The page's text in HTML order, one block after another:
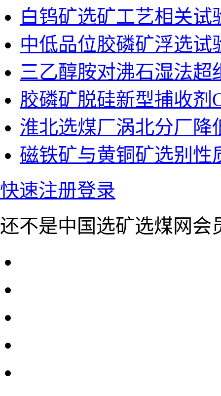
白钨矿选矿工艺相关试
中低品位胶磷矿浮选试
三乙醇胺对沸石湿法超
胶磷矿脱硅新型捕收剂
淮北选煤厂涡北分厂降
磁铁矿与黄铜矿选别性
快速注册登录
还不是中国选矿选煤网会